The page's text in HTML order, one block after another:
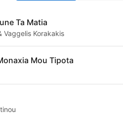
Ta Matia
Vaggelis Korakakis
Mou Tipota